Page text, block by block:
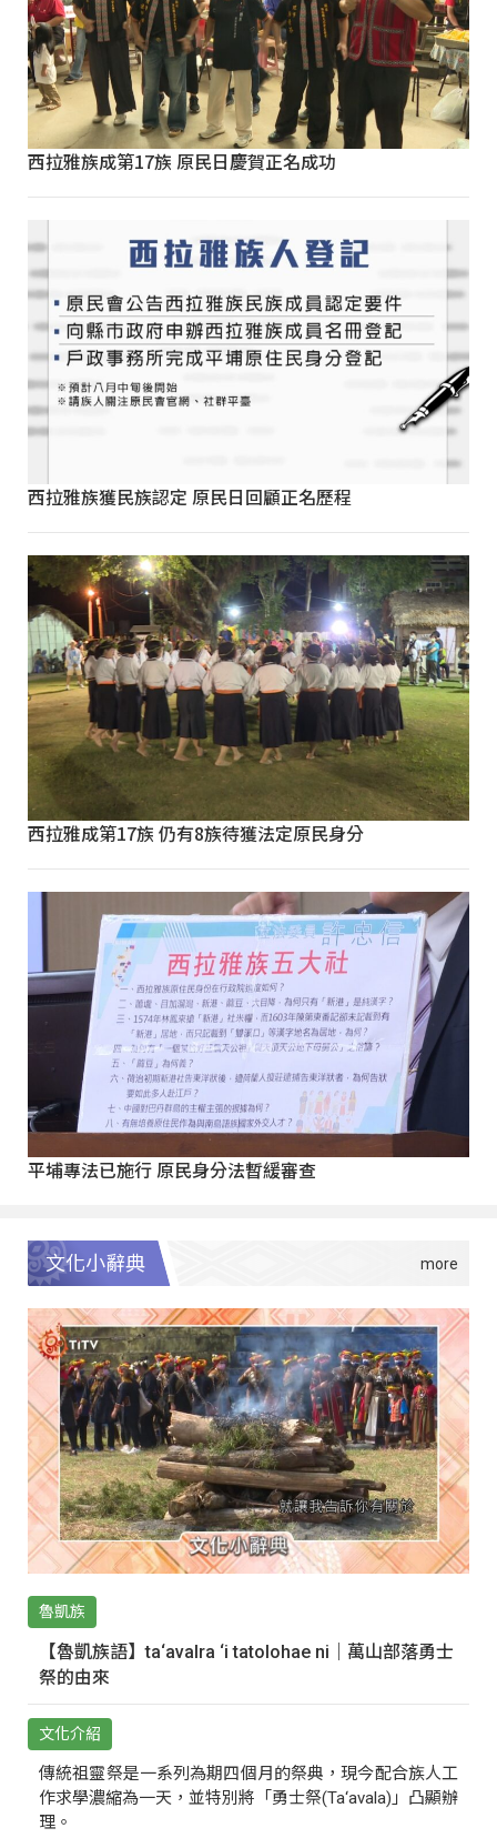
西拉雅族成第17族 原民日慶賀正名成功
西拉雅族獲民族認定 原民日回顧正名歷程
西拉雅成第17族 仍有8族待獲法定原民身分
平埔專法已施行 原民身分法暫緩審查
文化小辭典
魯凱族
【魯凱族語】ta‘avalra ‘i tatolohae ni｜萬山部落勇士
祭的由來
文化介紹
傳統祖靈祭是一系列為期四個月的祭典，現今配合族人工
作求學濃縮為一天，並特別將「勇士祭(Ta‘avala)」凸顯辦
理。